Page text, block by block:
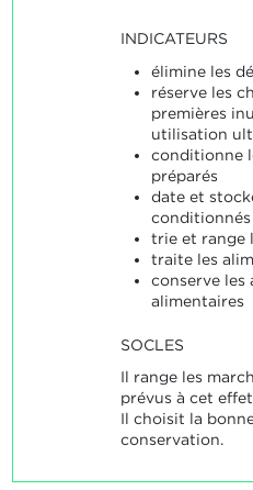
INDICATEURS
élimine les
réserve les
premières
utilisation
conditionne
préparés
date et
conditionnés
trie et range
traite les
conserve les
alimentaires
SOCLES
Il range les
prévus à cet
Il choisit la
conservation.